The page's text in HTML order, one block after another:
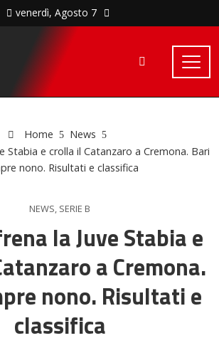
venerdì, Agosto 7
Home
News
Stabia e crolla il Catanzaro a Cremona. Bari
nono. Risultati e classifica
NEWS, SERIE B
la Juve Stabia e
a Cremona.
nono. Risultati e
classifica